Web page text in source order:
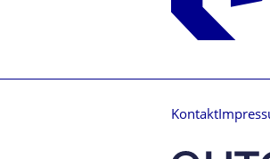
Kontakt